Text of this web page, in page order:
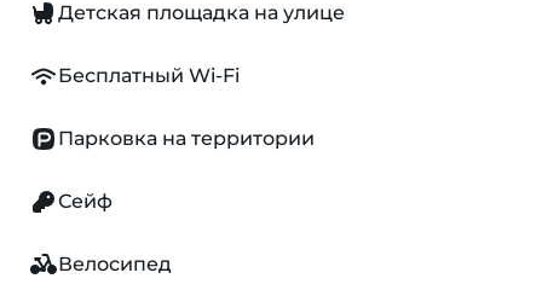
Детская площадка на улице
Бесплатный Wi-Fi
Парковка на территории
Сейф
Велосипед